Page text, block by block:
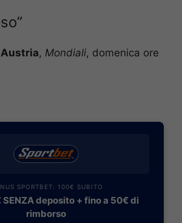
, Mondiali, domenica ore
SPORTBET: 100€ SUBITO
SENZA deposito + fino a 50€ di
rimborso